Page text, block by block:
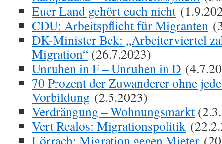
Euer Land gehört euch nicht
CDU: Arbeitspflicht für Migranten
DK-Minister Bek: „Arbeiterviertel
Migration“ (26.7.2023)
Unruhen in F – Unruhen in D
70 Prozent der Zuwanderer ohne
Vorbildung (2.5.2023)
Verdrängung – Wohnungsmarkt
Vert Realos: Migrationspolitik
Lörrach: Migration gegen Mieter